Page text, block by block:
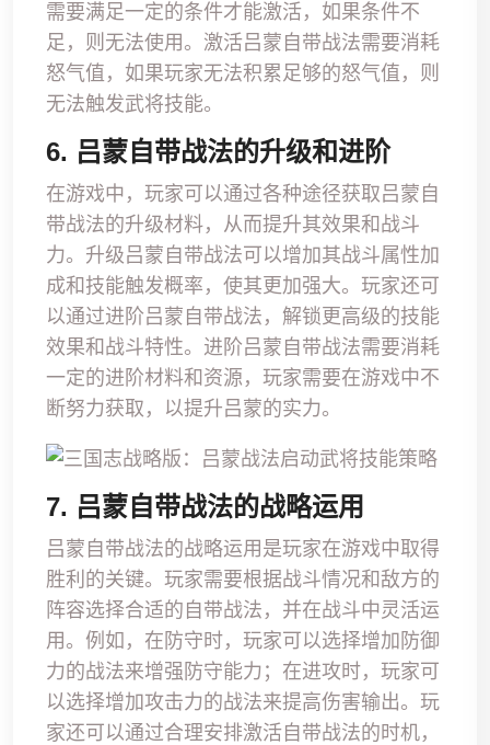
需要满足一定的条件才能激活，如果条件不
足，则无法使用。激活吕蒙自带战法需要消耗
怒气值，如果玩家无法积累足够的怒气值，则
无法触发武将技能。
6. 吕蒙自带战法的升级和进阶
在游戏中，玩家可以通过各种途径获取吕蒙自
带战法的升级材料，从而提升其效果和战斗
力。升级吕蒙自带战法可以增加其战斗属性加
成和技能触发概率，使其更加强大。玩家还可
以通过进阶吕蒙自带战法，解锁更高级的技能
效果和战斗特性。进阶吕蒙自带战法需要消耗
一定的进阶材料和资源，玩家需要在游戏中不
断努力获取，以提升吕蒙的实力。
7. 吕蒙自带战法的战略运用
吕蒙自带战法的战略运用是玩家在游戏中取得
胜利的关键。玩家需要根据战斗情况和敌方的
阵容选择合适的自带战法，并在战斗中灵活运
用。例如，在防守时，玩家可以选择增加防御
力的战法来增强防守能力；在进攻时，玩家可
以选择增加攻击力的战法来提高伤害输出。玩
家还可以通过合理安排激活自带战法的时机，